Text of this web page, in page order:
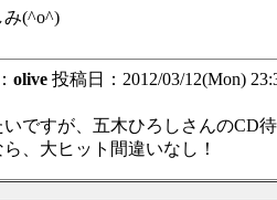
(^o^)
olive投稿日：2012/03/12(Mon)
ですが、五木ひろしさんのCD
、大ヒット間違いなし！